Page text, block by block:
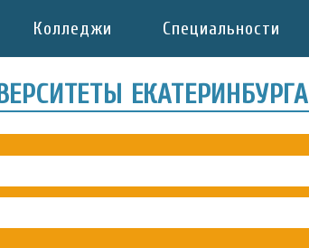
Колледжи Специальности
ЕКАТЕРИНБУРГА